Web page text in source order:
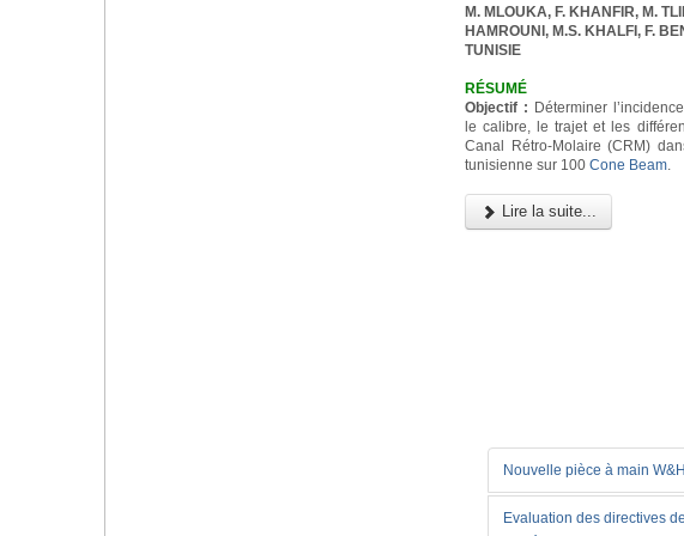
M. MLOUKA, F. KHANFIR, M.
HAMROUNI, M.S. KHALFI, F.
TUNISIE
RÉSUMÉ
Objectif : Déterminer
le calibre, le trajet et les
Canal Rétro-Molaire (CRM)
tunisienne sur 100 Cone Beam.
Lire la suite...
Nouvelle pièce à main
Evaluation des directives